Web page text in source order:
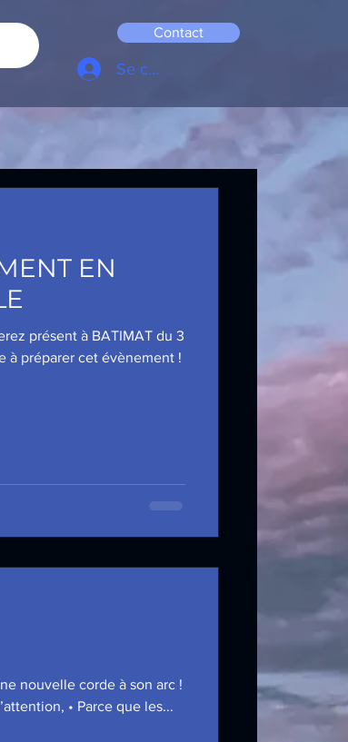
Contact
Se connecter
EN
présent à BATIMAT du 3
à préparer cet évènement !
nouvelle corde à son arc !
• Parce que les...